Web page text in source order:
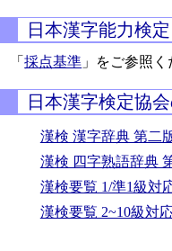
日本漢字能力検
「採点基準 」をご参照く
日本漢字検定協
漢検 漢字辞典 第二
漢検 四字熟語辞典
漢検要覧 1/準1級対
漢検要覧 2~10級対